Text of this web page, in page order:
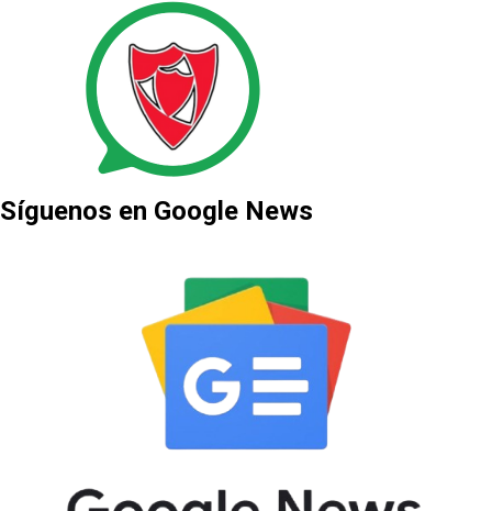
Síguenos en Google News